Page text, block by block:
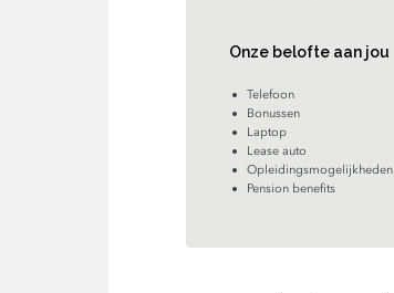
Onze belofte aan jou
Telefoon
Bonussen
Laptop
Lease auto
Opleidingsmogelijkheden
Pension benefits